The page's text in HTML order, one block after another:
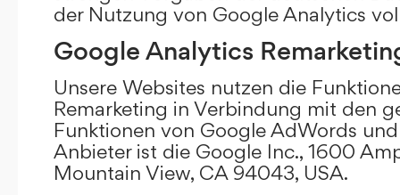
der Nutzung von Google Analytics
Google Analytics
Unsere Websites nutzen die
Remarketing in Verbindung mit den
Funktionen von Google AdWords
Anbieter ist die Google Inc., 1600
Mountain View, CA 94043, USA.